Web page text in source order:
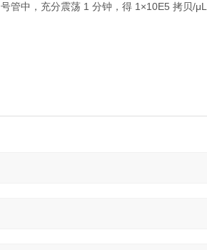
号管中，充分震荡 1 分钟，得 1×10E5 拷贝/μL